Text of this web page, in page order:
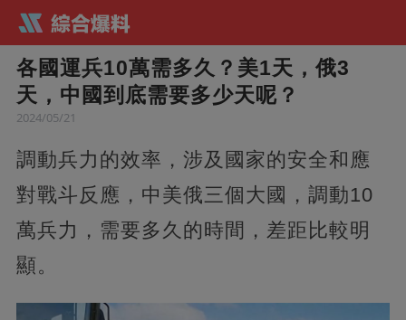
各國運兵10萬需多久？美1天，俄3
天，中國到底需要多少天呢？
2024/05/21
調動兵力的效率，涉及國家的安全和應
對戰斗反應，中美俄三個大國，調動10
萬兵力，需要多久的時間，差距比較明
顯。